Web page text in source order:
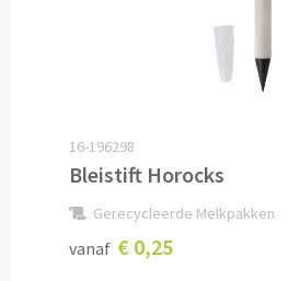
Paraplu's & Poncho's
Handmatige paraplu's bedrukken
Automatische paraplu's bedrukken
16-196298
Bleistift Horocks
Gerecycleerde Melkpakken
vanaf € 0,25